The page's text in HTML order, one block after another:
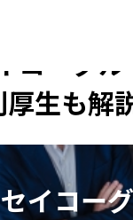
コーグ
生も解
イコー